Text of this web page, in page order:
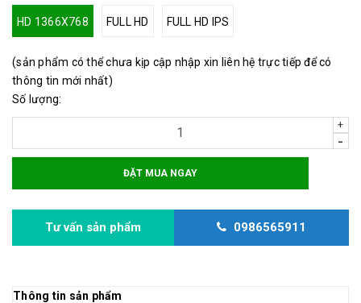
HD 1366X768 FULL HD FULL HD IPS
(sản phẩm có thể chưa kịp cập nhập xin liên hệ trực tiếp để có
thông tin mới nhất)
Số lượng:
+
-
ĐẶT MUA NGAY
Tư vấn sản phẩm 0986565911
Thông tin sản phẩm